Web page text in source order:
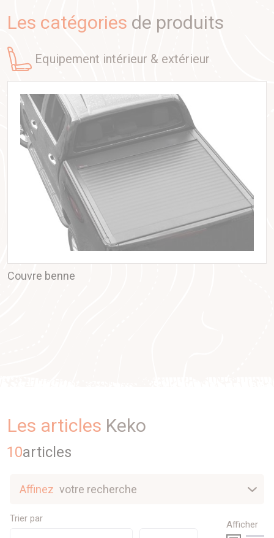
Les catégories de produits
equipement intérieur & extérieur
Couvre benne
Les articles Keko
10articles
Trier par
Afficher
Affinez votre recherche